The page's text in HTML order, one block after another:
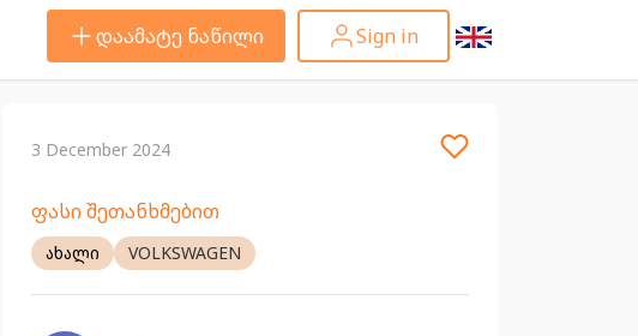
დაამატე ნაწილი Sign in
3 December 2024
ფასი შეთანხმებით
ახალი VOLKSWAGEN